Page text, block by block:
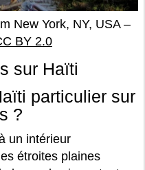
New York, NY, USA –
BY 2.0
sur Haïti
particulier sur
?
un intérieur
étroites plaines